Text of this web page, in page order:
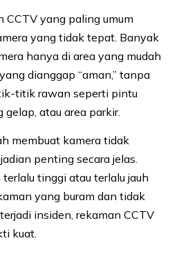
CCTV yang paling umum
yang tidak tepat. Banyak
hanya di area yang mudah
dianggap “aman,” tanpa
titik rawan seperti pintu
gelap, atau area parkir.
membuat kamera tidak
penting secara jelas.
tinggi atau terlalu jauh
yang buram dan tidak
insiden, rekaman CCTV
kuat.